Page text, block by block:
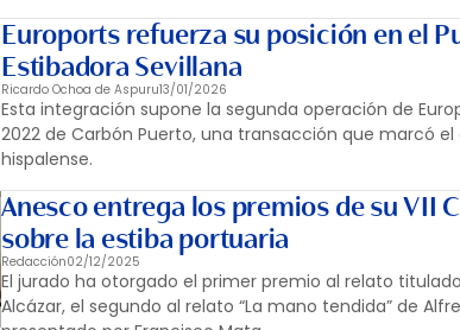
Euroports refuerza su posición en el
Estibadora Sevillana
Ricardo Ochoa de Aspuru13/01/2026
Esta integración supone la segunda operación de
2022 de Carbón Puerto, una transacción que marcó
hispalense.
Anesco entrega los premios de su VII
sobre la estiba portuaria
Redacción02/12/2025
El jurado ha otorgado el primer premio al relato
Alcázar, el segundo al relato “La mano tendida” de